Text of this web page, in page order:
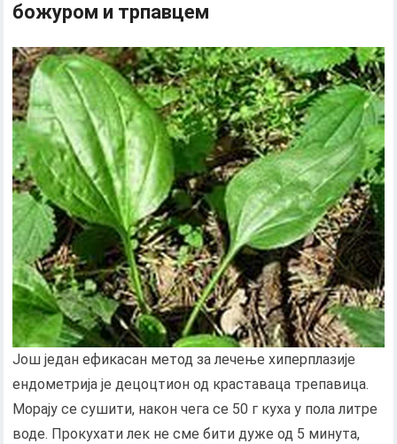
божуром и трпавцем
Још један ефикасан метод за лечење хиперплазије
ендометрија је децоцтион од краставаца трепавица.
Морају се сушити, након чега се 50 г куха у пола литре
воде. Прокухати лек не сме бити дуже од 5 минута,